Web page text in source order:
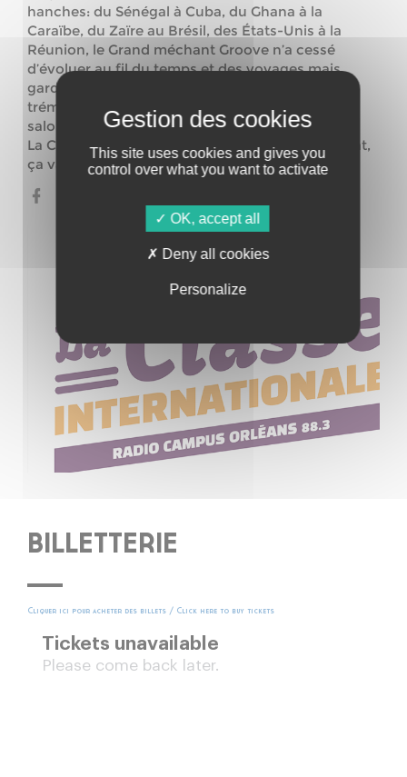
hanches: du Sénégal à Cuba, du Ghana à la
Caraïbe, du Zaïre au Brésil, des États-Unis à la
Réunion, le Grand méchant Groove n’a cessé
d’évoluer au fil du temps et des voyages mais
garde chevillé au beat l’amour des corps qui se
trémoussent sur le pistes de danses ou dans les
salons, les cuisines…
La Classe Internationale, c’est comme le chocolat,
ça va direct dans les hanches !
BILLETTERIE
Cliquer ici pour acheter des billets / Click here to buy tickets
This site uses cookies and gives you
control over what you want to activate
OK, accept all
Deny all cookies
Personalize